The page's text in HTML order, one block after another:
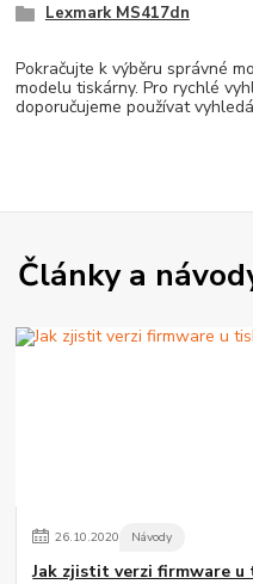
Lexmark MS417dn
Pokračujte k výběru správné
modelu tiskárny. Pro rychlé
doporučujeme používat
Články a
26.10.2020 Návody
Jak zjistit verzi firmware u